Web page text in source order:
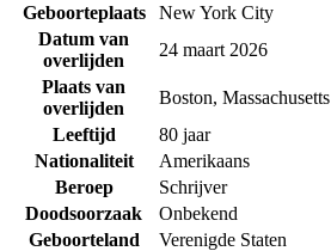
Geboorteplaats
New York City
Datum van
overlijden
24 maart 2026
Plaats van
overlijden
Boston, Massachusetts
Leeftijd
80 jaar
Nationaliteit
Amerikaans
Beroep
Schrijver
Doodsoorzaak
Onbekend
Geboorteland
Verenigde Staten